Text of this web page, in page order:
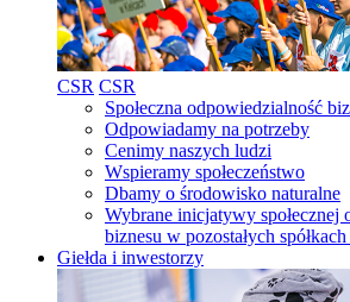
CSR CSR
Społeczna odpowiedzialność
Odpowiadamy na potrzeby
Cenimy naszych ludzi
Wspieramy społeczeństwo
Dbamy o środowisko naturalne
Wybrane inicjatywy społecznej
biznesu w pozostałych
Giełda i inwestorzy